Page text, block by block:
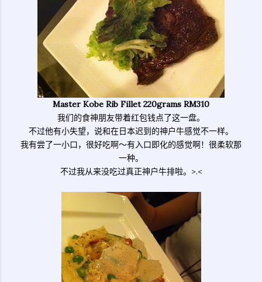
Master Kobe Rib Fillet 220grams RM310
我们的食神朋友带着红包钱点了这一盘。
不过他有小失望，说和在日本迟到的神户牛感觉不一样。
我有尝了一小口，很好吃啊～有入口即化的感觉啊！很柔软那
一种。
不过我从来没吃过真正神户牛排啦。>.<